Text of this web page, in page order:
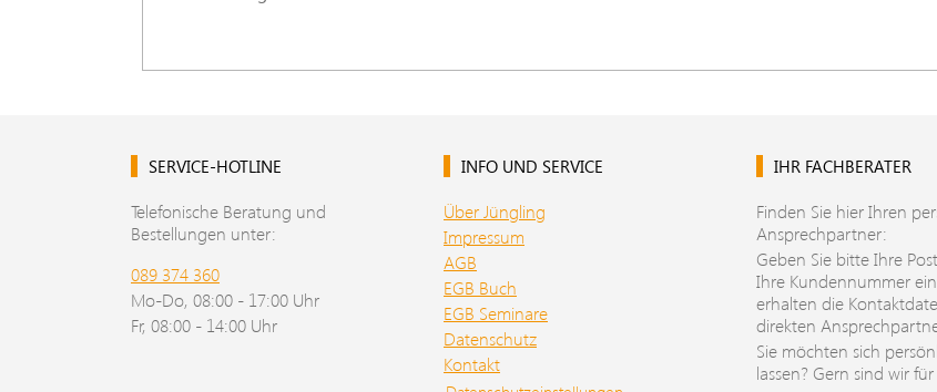
SERVICE-HOTLINE
Telefonische Beratung und
Bestellungen unter:
089 374 360
Mo-Do, 08:00 - 17:00 Uhr
Fr, 08:00 - 14:00 Uhr
INFO UND SERVICE
Über Jüngling
Impressum
AGB
EGB Buch
EGB Seminare
Datenschutz
Kontakt
IHR FACHBERATER
Finden Sie hier Ihren
Ansprechpartner:
Geben Sie bitte Ihre
Ihre Kundennummer
erhalten die
direkten
Sie möchten sich
lassen? Gern sind wir für